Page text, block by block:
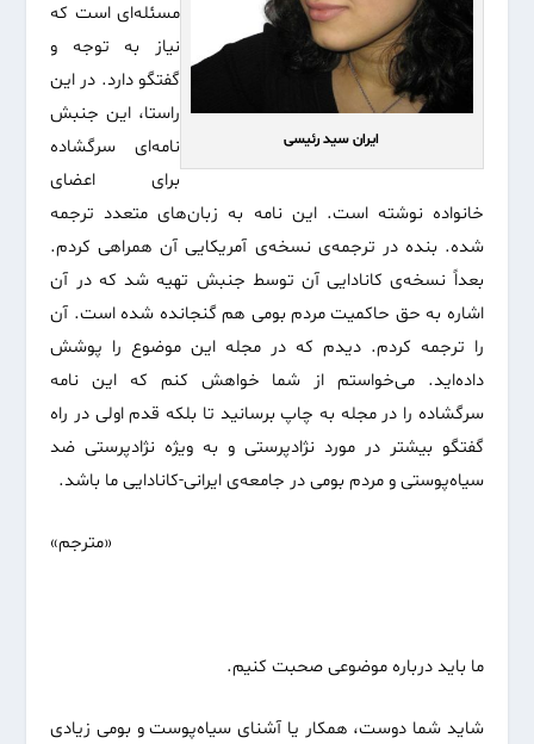
ایران سید رئیسی
مسئله‌ای است که
نیاز به توجه و
گفتگو دارد. در این
راستا، این جنبش
نامه‌ای سرگشاده
برای اعضای
خانواده نوشته است. این نامه به زبان‌های متعدد ترجمه
شده. بنده در ترجمه‌ی نسخه‌ی آمریکایی آن همراهی کردم.
بعداً نسخه‌ی کانادایی آن توسط جنبش تهیه شد که در آن
اشاره به حق حاکمیت مردم بومی هم گنجانده شده است. آن
را ترجمه کردم. دیدم که در مجله این موضوع را پوشش
داده‌اید. می‌خواستم از شما خواهش کنم که این نامه
سرگشاده را در مجله به چاپ برسانید تا بلکه قدم اولی در راه
گفتگو بیشتر در مورد نژادپرستی و به ویژه نژادپرستی ضد
سیاه‌پوستی و مردم بومی در جامعه‌ی ایرانی-کانادایی ما باشد.
«مترجم»
ما باید درباره موضوعی‌ صحبت کنیم.
شاید شما دوست، همکار یا آشنای سیاه‌پوست و بومی زیادی